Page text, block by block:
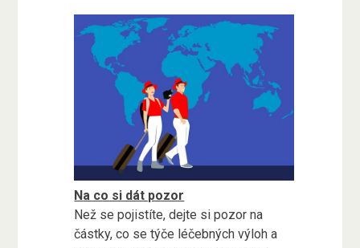
Na co si dát pozor
Než se pojistíte, dejte si pozor na
částky, co se týče léčebných výloh a